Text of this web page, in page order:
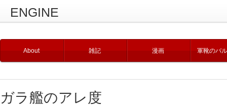
ENGINE
About 雑記 漫画 軍靴のバ
ガラ艦のアレ度